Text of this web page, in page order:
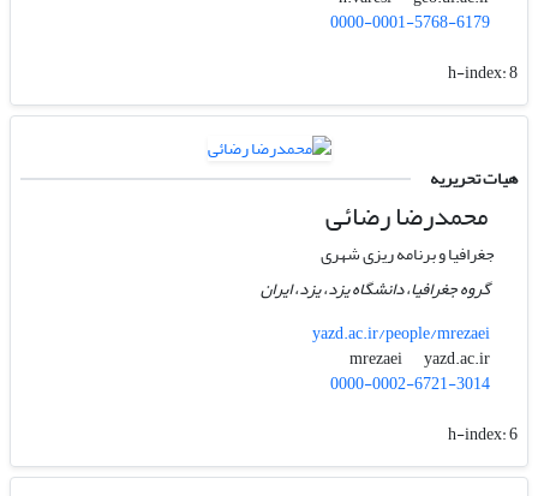
0000-0001-5768-6179
h-index:8
هیات تحریریه
محمد‌رضا رضائی
جغرافیا و برنامه ریزی شهری
گروه جغرافیا، دانشگاه یزد، یزد، ایران
yazd.ac.ir/people/mrezaei
mrezaei
yazd.ac.ir
0000-0002-6721-3014
h-index:6